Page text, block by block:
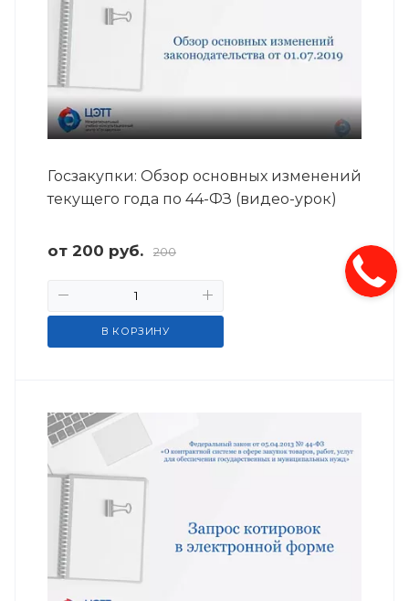
Госзакупки: Обзор основных изменений
текущего года по 44-ФЗ (видео-урок)
от 200 руб. 200
В КОРЗИНУ